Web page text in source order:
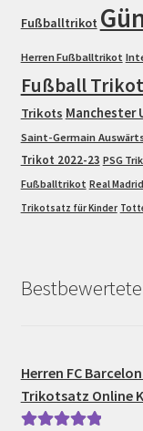
Fußballtrikot
Herren Fußballtrikot
Fußball
Trikots Manchester
Saint-Germain
Trikot 2022-23 PSG
Fußballtrikot Real
Trikotsatz für Kinder
Herren FC
Trikotsatz Online